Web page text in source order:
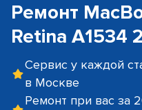
Ремонт
Retina A1534
Сервис у каждой
в Москве
Ремонт при вас за